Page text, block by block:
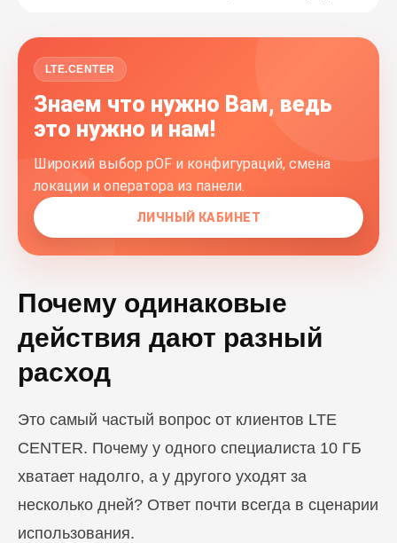
LTE.CENTER
Знаем что нужно Вам, ведь
это нужно и нам!
Широкий выбор pOF и конфигураций, смена
локации и оператора из панели.
ЛИЧНЫЙ КАБИНЕТ
Почему одинаковые
действия дают разный
расход
Это самый частый вопрос от клиентов LTE
CENTER. Почему у одного специалиста 10 ГБ
хватает надолго, а у другого уходят за
несколько дней? Ответ почти всегда в сценарии
использования.